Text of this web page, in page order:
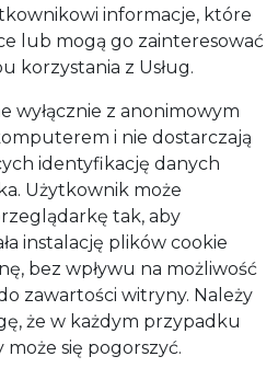
informacje, które
lub mogą go zainteresować
korzystania z Usług.
wyłącznie z anonimowym
i nie dostarczają
identyfikację danych
Użytkownik może
tak, aby
instalację plików cookie
bez wpływu na możliwość
zawartości witryny. Należy
że w każdym przypadku
może się pogorszyć.